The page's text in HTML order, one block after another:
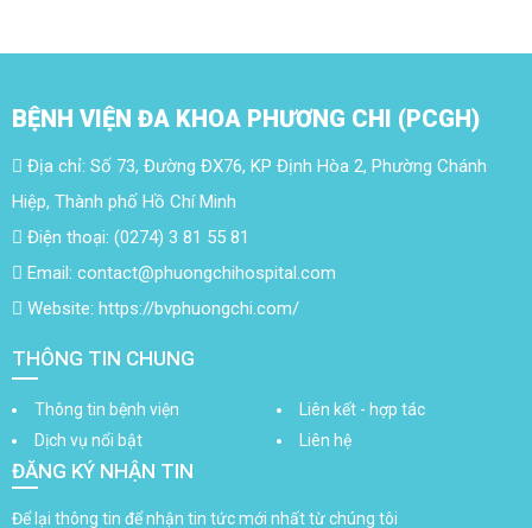
BỆNH VIỆN ĐA KHOA PHƯƠNG CHI (PCGH)
Địa chỉ: Số 73, Đường ĐX76, KP Định Hòa 2, Phường Chánh
Hiệp, Thành phố Hồ Chí Minh
Điện thoại: (0274) 3 81 55 81
Email: contact@phuongchihospital.com
Website: https://bvphuongchi.com/
THÔNG TIN CHUNG
Thông tin bệnh viện
Liên kết - hợp tác
Dịch vụ nổi bật
Liên hệ
ĐĂNG KÝ NHẬN TIN
Để lại thông tin để nhận tin tức mới nhất từ chúng tôi